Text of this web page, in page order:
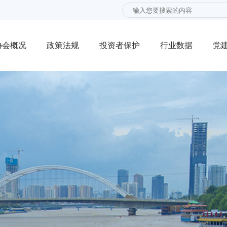
会概况 政策法规 投资者保护 行业数据 党